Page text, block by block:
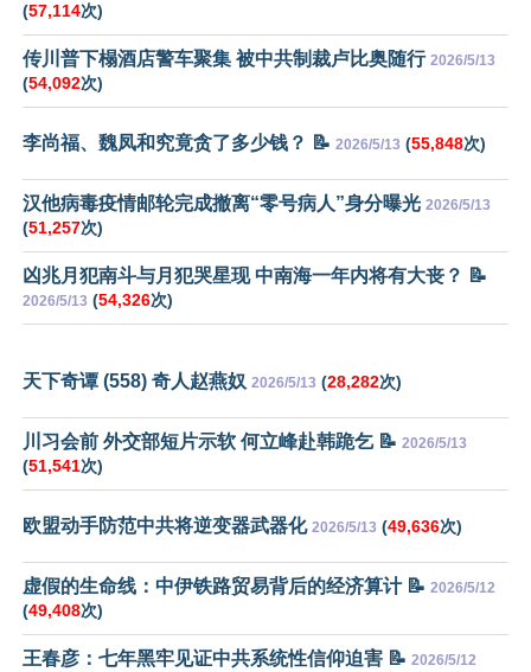
(57,114次)
传川普下榻酒店警车聚集 被中共制裁卢比奥随行 2026/5/13
(54,092次)
李尚福、魏凤和究竟贪了多少钱？ 📝 2026/5/13 (55,848次)
汉他病毒疫情邮轮完成撤离“零号病人”身分曝光 2026/5/13
(51,257次)
凶兆月犯南斗与月犯哭星现 中南海一年内将有大丧？ 📝
2026/5/13 (54,326次)
天下奇谭 (558) 奇人赵燕奴 2026/5/13 (28,282次)
川习会前 外交部短片示软 何立峰赴韩跪乞 📝 2026/5/13
(51,541次)
欧盟动手防范中共将逆变器武器化 2026/5/13 (49,636次)
虚假的生命线：中伊铁路贸易背后的经济算计 📝 2026/5/12
(49,408次)
王春彦：七年黑牢见证中共系统性信仰迫害 📝 2026/5/12